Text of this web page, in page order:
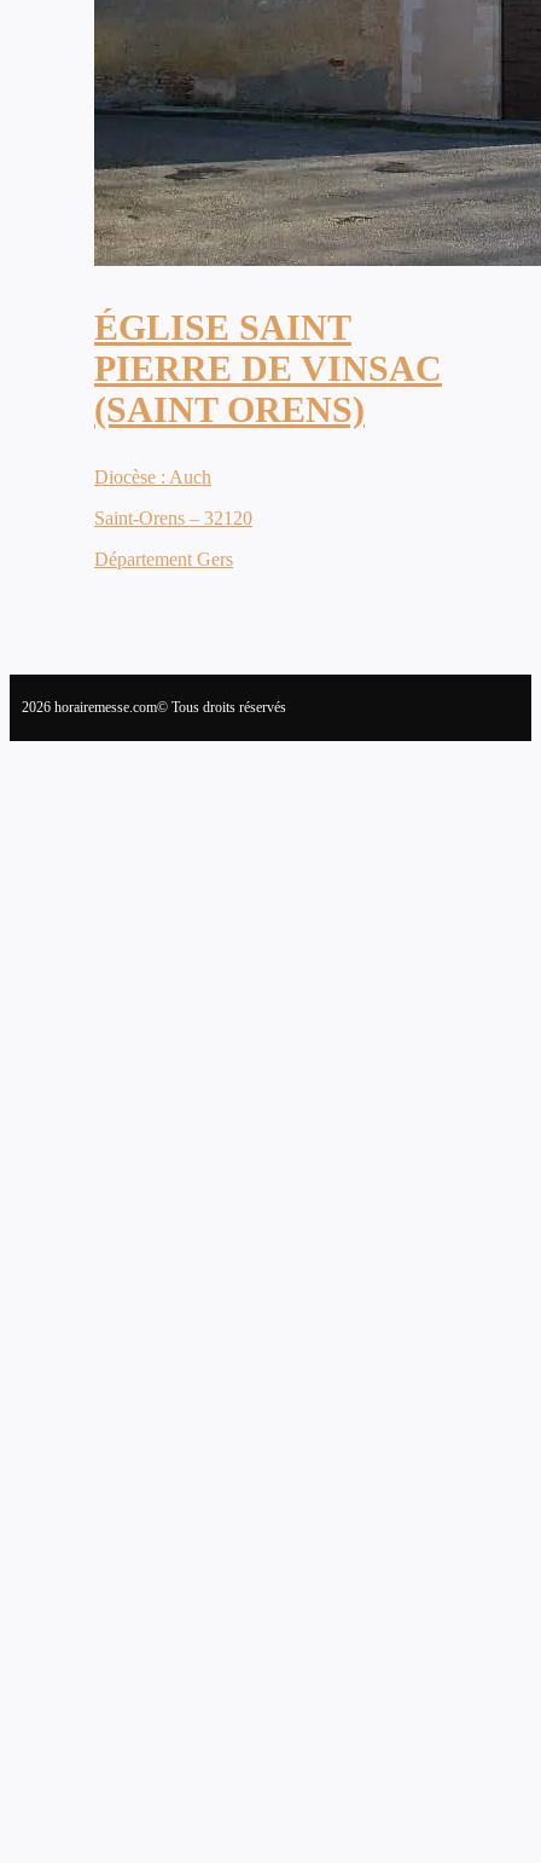
ÉGLISE SAINT
PIERRE DE VINSAC
(SAINT ORENS)
Diocèse : Auch
Saint-Orens – 32120
Département Gers
2026 horairemesse.com© Tous droits réservés